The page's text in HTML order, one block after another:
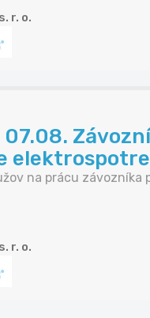
r. o.
na prácu závozníka
r. o.